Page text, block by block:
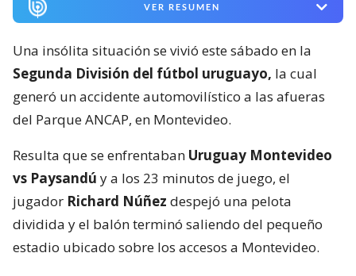
VER RESUMEN
Una insólita situación se vivió este sábado en la
Segunda División del fútbol uruguayo, la cual
generó un accidente automovilístico a las afueras
del Parque ANCAP, en Montevideo.
Resulta que se enfrentaban Uruguay Montevideo
vs Paysandú y a los 23 minutos de juego, el
jugador Richard Núñez despejó una pelota
dividida y el balón terminó saliendo del pequeño
estadio ubicado sobre los accesos a Montevideo.